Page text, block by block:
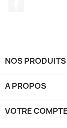
NOS PRODUITS
A PROPOS
VOTRE COMPTE